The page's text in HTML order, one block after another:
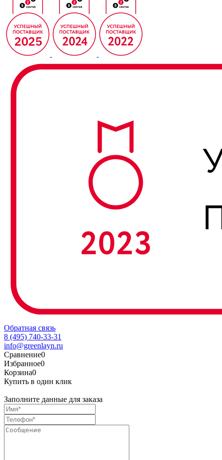
Обратная связь
8 (495) 740-33-31
info@greenlayn.ru
Сравнение0
Избранное0
Корзина0
Купить в один клик
Заполните данные для заказа